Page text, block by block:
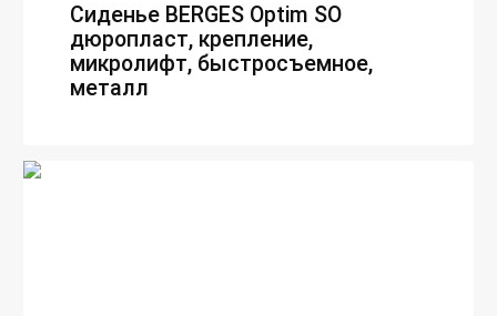
Сиденье BERGES Optim SO
дюропласт, крепление,
микролифт, быстросъемное,
металл